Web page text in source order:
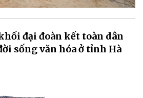
đại đoàn kết toàn dân
sống văn hóa ở tỉnh Hà